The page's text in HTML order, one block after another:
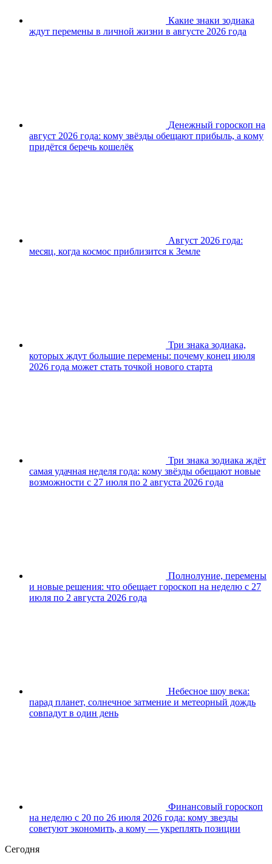
Какие знаки зодиака
ждут перемены в личной жизни в августе 2026 года
Денежный гороскоп на
август 2026 года: кому звёзды обещают прибыль, а кому
придётся беречь кошелёк
Август 2026 года:
месяц, когда космос приблизится к Земле
Три знака зодиака,
которых ждут большие перемены: почему конец июля
2026 года может стать точкой нового старта
Три знака зодиака ждёт
самая удачная неделя года: кому звёзды обещают новые
возможности с 27 июля по 2 августа 2026 года
Полнолуние, перемены
и новые решения: что обещает гороскоп на неделю с 27
июля по 2 августа 2026 года
Небесное шоу века:
парад планет, солнечное затмение и метеорный дождь
совпадут в один день
Финансовый гороскоп
на неделю с 20 по 26 июля 2026 года: кому звезды
советуют экономить, а кому — укреплять позиции
Сегодня